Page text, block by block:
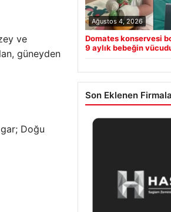
ve
güneyden
Doğu
Ağustos 4, 2026
Domates konservesi
9 aylık bebeğin
Son Eklenen